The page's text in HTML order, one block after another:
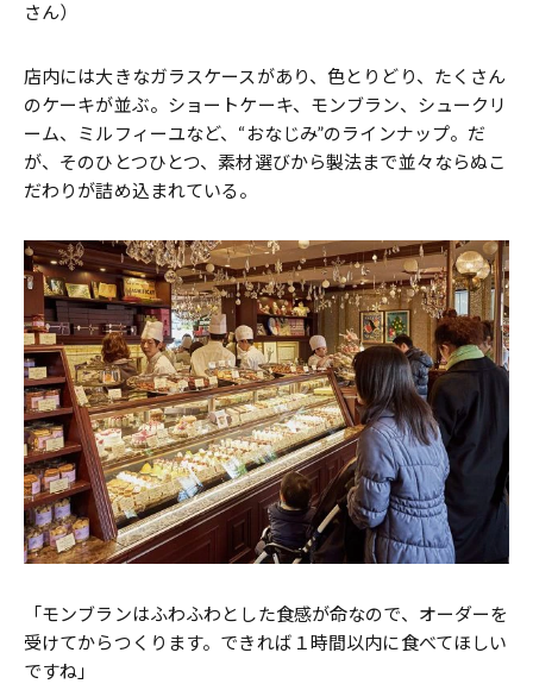
さん）
店内には大きなガラスケースがあり、色とりどり、たくさん
のケーキが並ぶ。ショートケーキ、モンブラン、シュークリ
ーム、ミルフィーユなど、“おなじみ”のラインナップ。だ
が、そのひとつひとつ、素材選びから製法まで並々ならぬこ
だわりが詰め込まれている。
「モンブランはふわふわとした食感が命なので、オーダーを
受けてからつくります。できれば１時間以内に食べてほしい
ですね」